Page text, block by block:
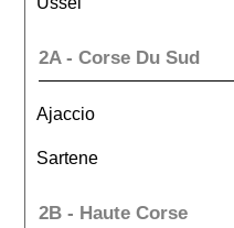
2A - Corse Du Sud
Ajaccio
Sartene
2B - Haute Corse